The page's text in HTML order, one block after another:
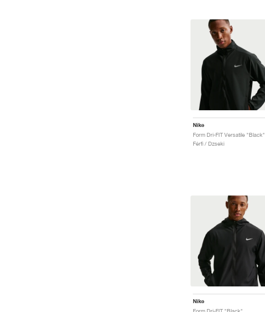
Nike
Form Dri-FIT Versatile "Black"
Férfi / Dzseki
Nike